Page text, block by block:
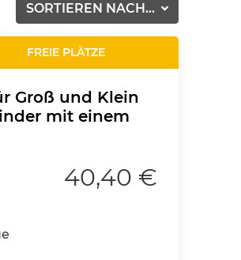
SORTIEREN NACH...
FREIE PLÄTZE
Groß und Klein
mit einem
40,40 €